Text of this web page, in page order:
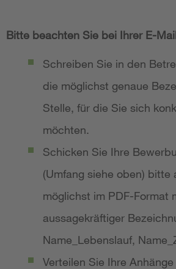
Bitte beachten Sie bei Ihrer E-
Schreiben Sie in den
die möglichst genaue
Stelle, für die Sie sich
möchten.
Schicken Sie Ihre
(Umfang siehe oben) bitte
möglichst im PDF-Format
aussagekräftiger
Name_Lebenslauf,
Verteilen Sie Ihre